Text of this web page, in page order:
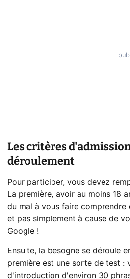
Les critères
déroulement
Pour participer, vous devez
La première, avoir au moins 18
du mal à vous faire comprendre
et pas simplement à cause de
Google !
Ensuite, la besogne se déroule
première est une sorte de test :
d'introduction d'environ 30